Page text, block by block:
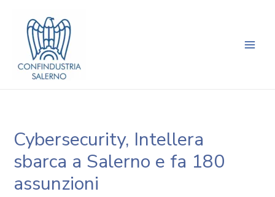
contenuto
Cybersecurity, Intellera
sbarca a Salerno e fa 180
assunzioni
articoli